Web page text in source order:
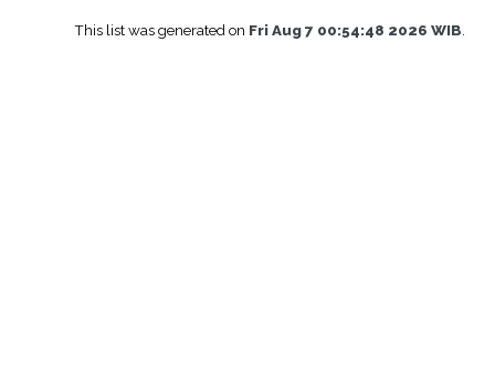
This list was generated on Fri Aug 7 00:54:48 2026 WIB.